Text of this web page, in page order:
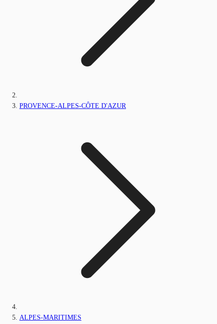
PROVENCE-ALPES-CÔTE D'AZUR
ALPES-MARITIMES